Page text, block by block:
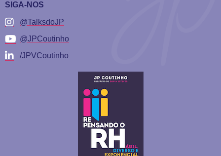
SIGA-NOS
@TalksdoJP
@JPCoutinho
/JPVCoutinho